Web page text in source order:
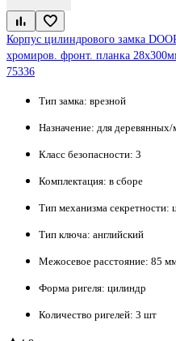
Корпус цилиндрового замка
хромиров. фронт. планка
75336
Тип замка: врезной
Назначение: для деревянных/
Класс безопасности: 3
Комплектация: в сборе
Тип механизма секретности:
Тип ключа: английский
Межосевое расстояние: 85
Форма ригеля: цилиндр
Количество ригелей: 3 шт